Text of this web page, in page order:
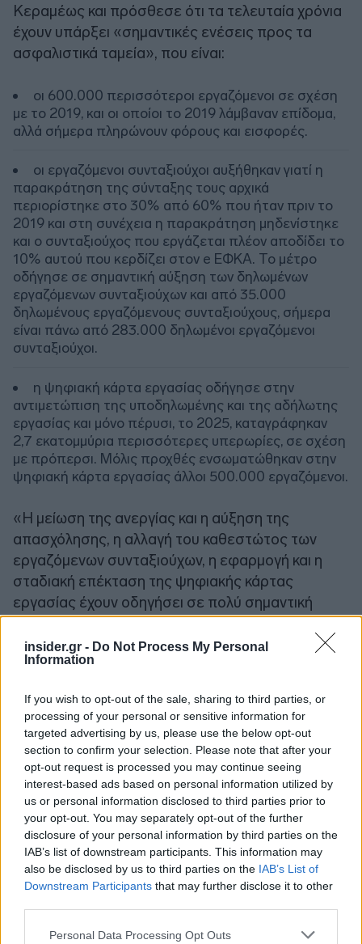
insider.gr - Do Not Process My Personal
Information
If you wish to opt-out of the sale, sharing to third parties, or
processing of your personal or sensitive information for
targeted advertising by us, please use the below opt-out
section to confirm your selection. Please note that after your
opt-out request is processed you may continue seeing
interest-based ads based on personal information utilized by
us or personal information disclosed to third parties prior to
your opt-out. You may separately opt-out of the further
disclosure of your personal information by third parties on the
IAB’s list of downstream participants. This information may
also be disclosed by us to third parties on the IAB’s List of
Downstream Participants that may further disclose it to other
Please note that this website/app uses one or more Google
Personal Data Processing Opt Outs
Κεραμέως και πρόσθεσε ότι τα τελευταία χρόνια
έχουν υπάρξει «σημαντικές ενέσεις προς τα
ασφαλιστικά ταμεία», που είναι:
οι 600.000 περισσότεροι εργαζόμενοι σε σχέση
με το 2019, και οι οποίοι το 2019 λάμβαναν επίδομα,
αλλά σήμερα πληρώνουν φόρους και εισφορές.
οι εργαζόμενοι συνταξιούχοι αυξήθηκαν γιατί η
παρακράτηση της σύνταξης τους αρχικά
περιορίστηκε στο 30% από 60% που ήταν πριν το
2019 και στη συνέχεια η παρακράτηση μηδενίστηκε
και ο συνταξιούχος που εργάζεται πλέον αποδίδει το
10% αυτού που κερδίζει στον e ΕΦΚΑ. Το μέτρο
οδήγησε σε σημαντική αύξηση των δηλωμένων
εργαζόμενων συνταξιούχων και από 35.000
δηλωμένους εργαζόμενους συνταξιούχους, σήμερα
είναι πάνω από 283.000 δηλωμένοι εργαζόμενοι
συνταξιούχοι.
η ψηφιακή κάρτα εργασίας οδήγησε στην
αντιμετώπιση της υποδηλωμένης και της αδήλωτης
εργασίας και μόνο πέρυσι, το 2025, καταγράφηκαν
2,7 εκατομμύρια περισσότερες υπερωρίες, σε σχέση
με πρόπερσι. Μόλις προχθές ενσωματώθηκαν στην
ψηφιακή κάρτα εργασίας άλλοι 500.000 εργαζόμενοι.
«Η μείωση της ανεργίας και η αύξηση της
απασχόλησης, η αλλαγή του καθεστώτος των
εργαζόμενων συνταξιούχων, η εφαρμογή και η
σταδιακή επέκταση της ψηφιακής κάρτας
εργασίας έχουν οδηγήσει σε πολύ σημαντική
ενίσχυση των ασφαλιστικών ταμείων που
σημειώνουν αύξηση στα έσοδα και από 2,4 δις το
τρίμηνο, έχουμε πάει σχεδόν τα 4 δις το τρίμηνο»,
Η επιτροπή ακροάσεων της Βουλής διατύπωσε,
κατά πλειοψηφία, θετική γνώμη στις προτάσεις
της κυβέρνησης, για τον διορισμό του Δημήτρη
Τσαγκάρη στη θέση του του Υποδιοικητή
αρμοδίου για θέματα των Οικονομικών Υπηρεσιών
του Ηλεκτρονικού Εθνικού Φορέα Κοινωνικής
Ασφάλισης (e-Ε.Φ.Κ.Α.) και του Ιωάννη Ψαχούλα
στη θέση του Διοικητή του Ναυτικού Απομαχικού
Ταμείου -ΝΑΤ. Θετική γνώμη διατύπωσαν οι
γνώμη διατύπωσε η Πλεύση Ελευθερίας. Ψήφο